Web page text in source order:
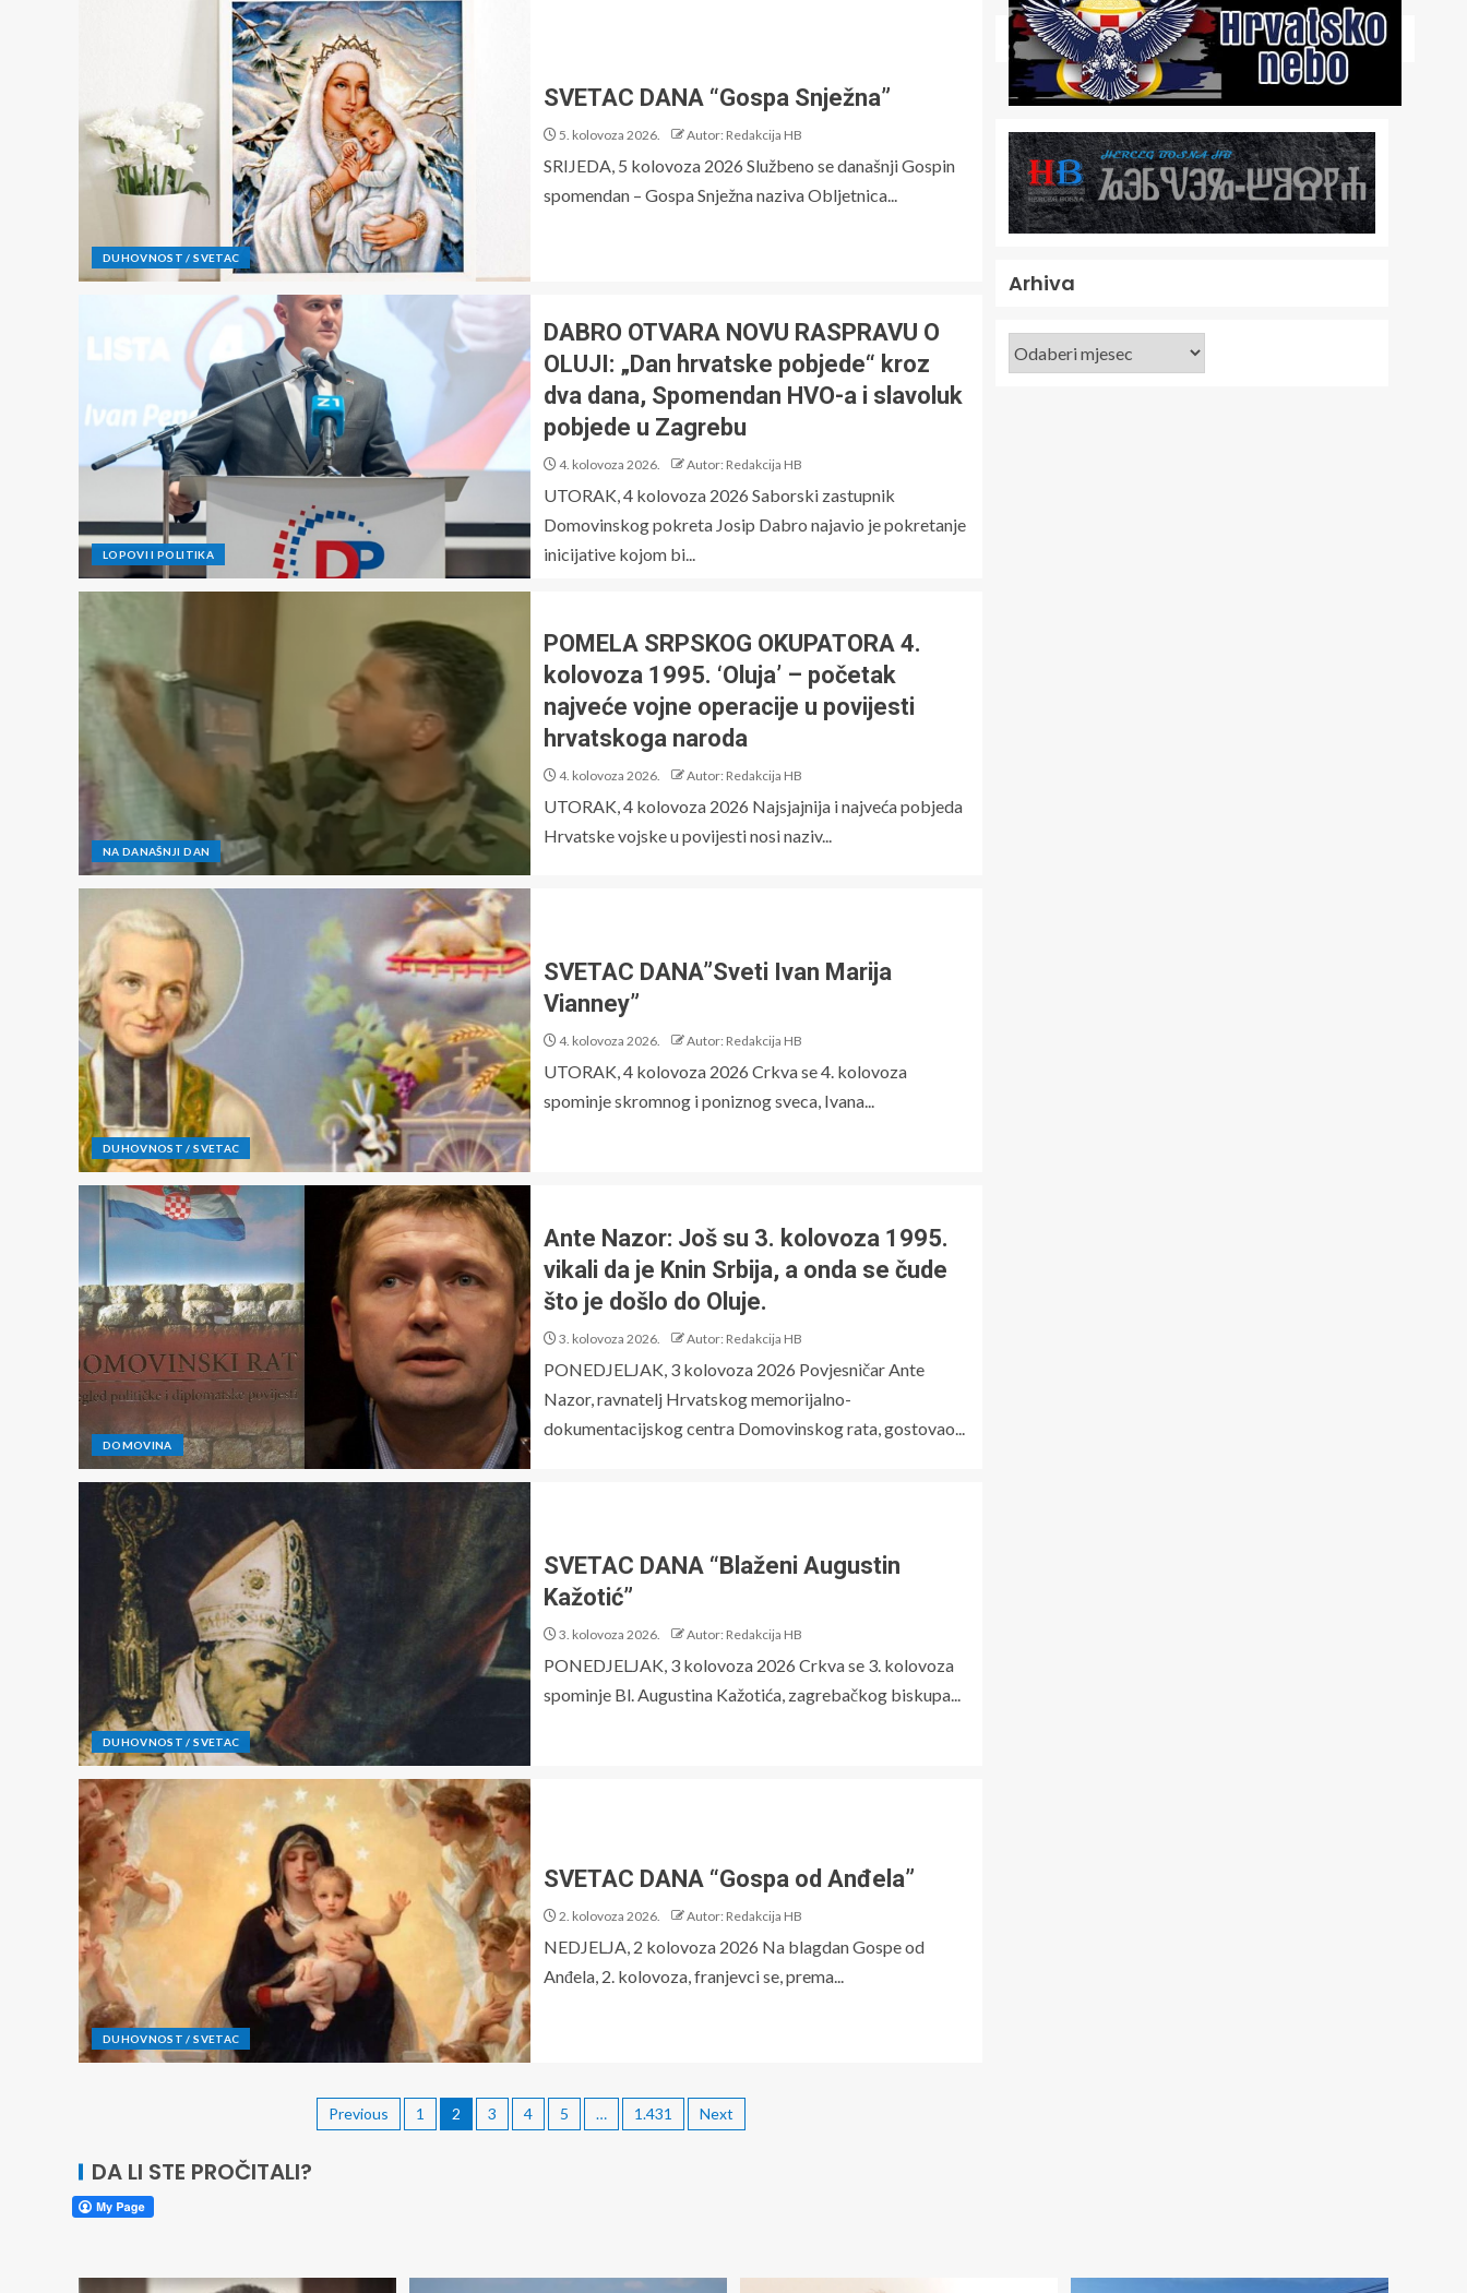
DUHOVNOST / SVETAC
SVETAC DANA “Gospa Snježna”
5. kolovoza 2026. Autor: Redakcija HB
SRIJEDA, 5 kolovoza 2026 Službeno se današnji Gospin
spomendan – Gospa Snježna naziva Obljetnica...
LOPOVI I POLITIKA
DABRO OTVARA NOVU RASPRAVU O
OLUJI: „Dan hrvatske pobjede“ kroz
dva dana, Spomendan HVO-a i slavoluk
pobjede u Zagrebu
4. kolovoza 2026. Autor: Redakcija HB
UTORAK, 4 kolovoza 2026 Saborski zastupnik
Domovinskog pokreta Josip Dabro najavio je pokretanje
inicijative kojom bi...
NA DANAŠNJI DAN
POMELA SRPSKOG OKUPATORA 4.
kolovoza 1995. ‘Oluja’ – početak
najveće vojne operacije u povijesti
hrvatskoga naroda
4. kolovoza 2026. Autor: Redakcija HB
UTORAK, 4 kolovoza 2026 Najsjajnija i najveća pobjeda
Hrvatske vojske u povijesti nosi naziv...
DUHOVNOST / SVETAC
SVETAC DANA”Sveti Ivan Marija
Vianney”
4. kolovoza 2026. Autor: Redakcija HB
UTORAK, 4 kolovoza 2026 Crkva se 4. kolovoza
spominje skromnog i poniznog sveca, Ivana...
DOMOVINA
Ante Nazor: Još su 3. kolovoza 1995.
vikali da je Knin Srbija, a onda se čude
što je došlo do Oluje.
3. kolovoza 2026. Autor: Redakcija HB
PONEDJELJAK, 3 kolovoza 2026 Povjesničar Ante
Nazor, ravnatelj Hrvatskog memorijalno-
dokumentacijskog centra Domovinskog rata, gostovao...
DUHOVNOST / SVETAC
SVETAC DANA “Blaženi Augustin
Kažotić”
3. kolovoza 2026. Autor: Redakcija HB
PONEDJELJAK, 3 kolovoza 2026 Crkva se 3. kolovoza
spominje Bl. Augustina Kažotića, zagrebačkog biskupa...
DUHOVNOST / SVETAC
SVETAC DANA “Gospa od Anđela”
2. kolovoza 2026. Autor: Redakcija HB
NEDJELJA, 2 kolovoza 2026 Na blagdan Gospe od
Anđela, 2. kolovoza, franjevci se, prema...
Previous 1 2 3 4 5 … 1.431 Next
Arhiva
DA LI STE PROČITALI?